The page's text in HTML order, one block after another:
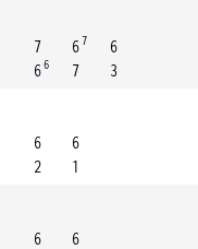
7
66
67
7
6
3
6
2
6
1
6
6